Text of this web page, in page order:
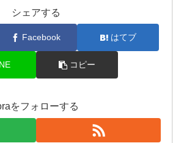
シェアする
Facebook はてブ
コピー
をフォローする